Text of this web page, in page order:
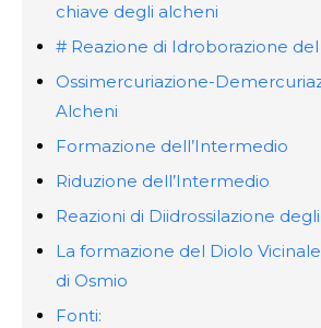
chiave degli alcheni
# Reazione di Idroborazione
Ossimercuriazione-
Alcheni
Formazione dell’Intermedio
Riduzione dell’Intermedio
Reazioni di Diidrossilazione
La formazione del Diolo
di Osmio
Fonti: